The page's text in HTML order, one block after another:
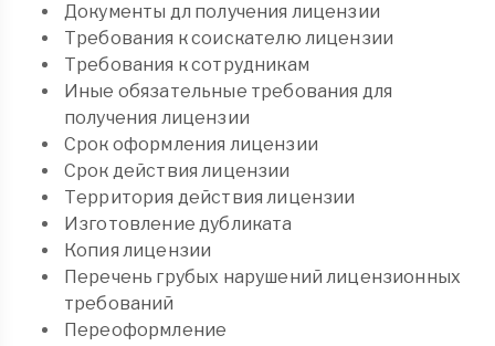
Документы дл получения лицензии
Требования к соискателю лицензии
Требования к сотрудникам
Иные обязательные требования для
получения лицензии
Срок оформления лицензии
Срок действия лицензии
Территория действия лицензии
Изготовление дубликата
Копия лицензии
Перечень грубых нарушений лицензионных
требований
Переоформление